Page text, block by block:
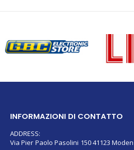
ADDRESS: